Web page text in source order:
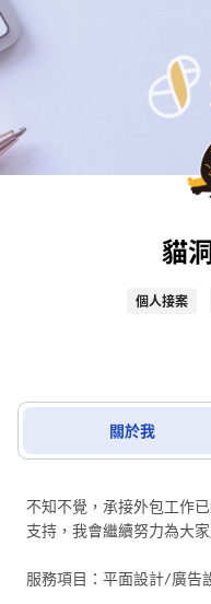
貓
個人接案
關於我
不知不覺，承接外包工作
支持，我會繼續努力為大家
服務項目：平面設計/廣告